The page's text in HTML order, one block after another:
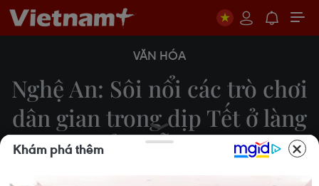
VĂN HÓA
Nghệ An: Sôi nổi các trò chơi
dân gian trong dịp Tết ở làng
biển Diễn Bích
Khám phá thêm